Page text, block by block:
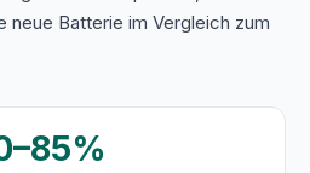
neue Batterie im Vergleich zum